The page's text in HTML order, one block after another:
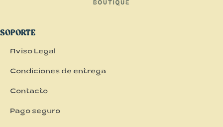
SOPORTE
Aviso Legal
Condiciones de entrega
Contacto
Pago seguro